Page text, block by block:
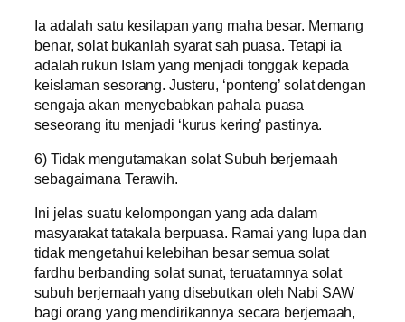
Ia adalah satu kesilapan yang maha besar. Memang
benar, solat bukanlah syarat sah puasa. Tetapi ia
adalah rukun Islam yang menjadi tonggak kepada
keislaman sesorang. Justeru, ‘ponteng’ solat dengan
sengaja akan menyebabkan pahala puasa
seseorang itu menjadi ‘kurus kering’ pastinya.
6) Tidak mengutamakan solat Subuh berjemaah
sebagaimana Terawih.
Ini jelas suatu kelompongan yang ada dalam
masyarakat tatakala berpuasa. Ramai yang lupa dan
tidak mengetahui kelebihan besar semua solat
fardhu berbanding solat sunat, teruatamnya solat
subuh berjemaah yang disebutkan oleh Nabi SAW
bagi orang yang mendirikannya secara berjemaah,